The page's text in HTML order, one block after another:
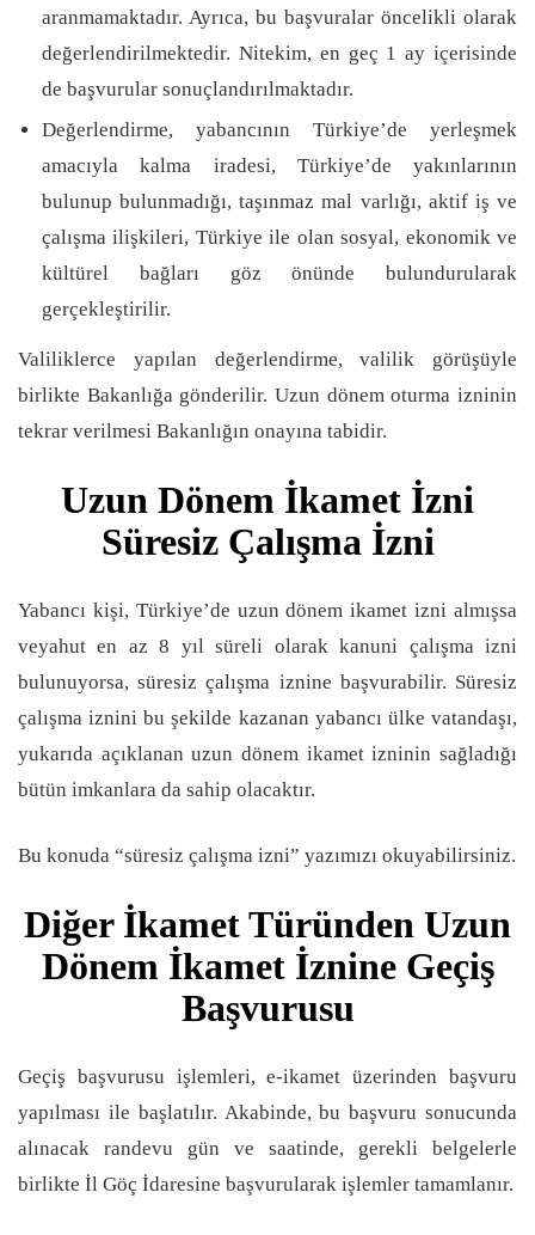
aranmamaktadır. Ayrıca, bu başvuralar öncelikli olarak
değerlendirilmektedir. Nitekim, en geç 1 ay içerisinde
de başvurular sonuçlandırılmaktadır.
Değerlendirme, yabancının Türkiye’de yerleşmek
amacıyla kalma iradesi, Türkiye’de yakınlarının
bulunup bulunmadığı, taşınmaz mal varlığı, aktif iş ve
çalışma ilişkileri, Türkiye ile olan sosyal, ekonomik ve
kültürel bağları göz önünde bulundurularak
gerçekleştirilir.
Valiliklerce yapılan değerlendirme, valilik görüşüyle
birlikte Bakanlığa gönderilir. Uzun dönem oturma izninin
tekrar verilmesi Bakanlığın onayına tabidir.
Uzun Dönem İkamet İzni
Süresiz Çalışma İzni
Yabancı kişi, Türkiye’de uzun dönem ikamet izni almışsa
veyahut en az 8 yıl süreli olarak kanuni çalışma izni
bulunuyorsa, süresiz çalışma iznine başvurabilir. Süresiz
çalışma iznini bu şekilde kazanan yabancı ülke vatandaşı,
yukarıda açıklanan uzun dönem ikamet izninin sağladığı
bütün imkanlara da sahip olacaktır.
Bu konuda “süresiz çalışma izni” yazımızı okuyabilirsiniz.
Diğer İkamet Türünden Uzun
Dönem İkamet İznine Geçiş
Başvurusu
Geçiş başvurusu işlemleri, e-ikamet üzerinden başvuru
yapılması ile başlatılır. Akabinde, bu başvuru sonucunda
alınacak randevu gün ve saatinde, gerekli belgelerle
birlikte İl Göç İdaresine başvurularak işlemler tamamlanır.